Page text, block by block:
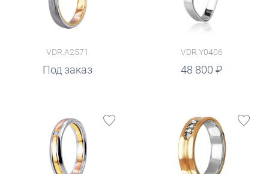
VDR.A2571
Под заказ
VDR.Y0406
48 800
руб.